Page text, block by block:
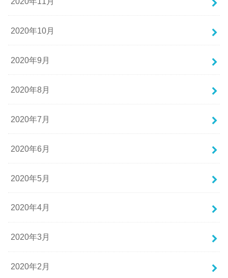
2020年10月
2020年9月
2020年8月
2020年7月
2020年6月
2020年5月
2020年4月
2020年3月
2020年2月